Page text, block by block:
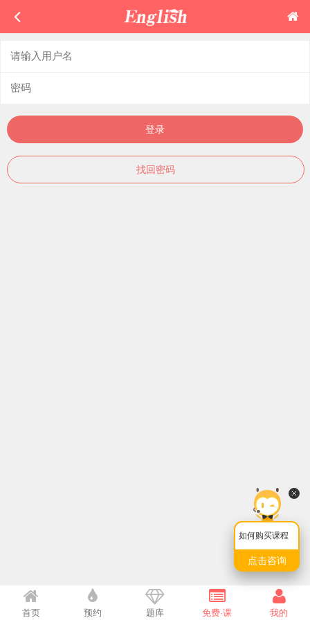
登录
找回密码
如何购买课程
点击咨询
首页 预约 题库 免费·课 我的